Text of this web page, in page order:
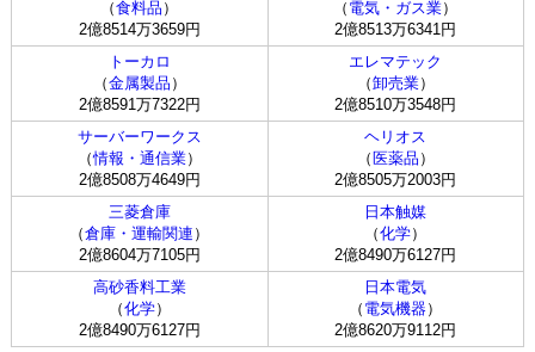
（食料品 ）
2億8514万3659円
（ 電気・ガス業）
2億8513万6341円
トーカロ
（金属製品 ）
2億8591万7322円
エレマテック
（卸売業）
2億8510万3548円
サーバーワークス
（情報・通信業）
2億8508万4649円
ヘリオス
（ 医薬品 ）
2億8505万2003円
三菱倉庫
（倉庫・運輸関連 ）
2億8604万7105円
日本触媒
（化学）
2億8490万6127円
高砂香料工業
（化学）
2億8490万6127円
日本電気
（ 電気機器）
2億8620万9112円